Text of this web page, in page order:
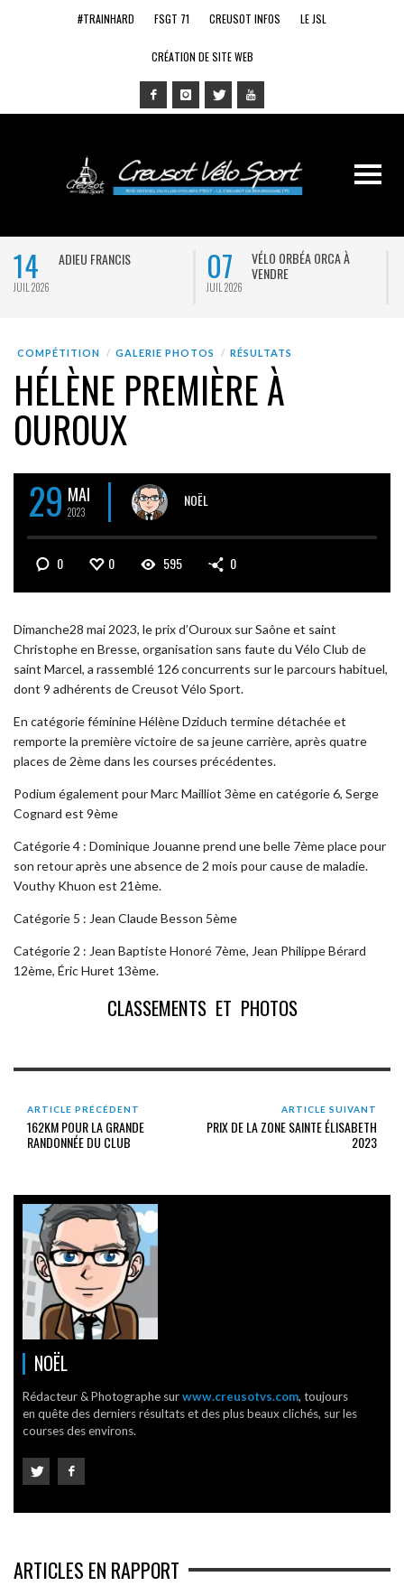
#TRAINHARD FSGT 71 CREUSOT INFOS LE JSL
CRÉATION DE SITE WEB
14
JUIL 2026
ADIEU FRANCIS 07
JUIL 2026
VÉLO ORBÉA ORCA À
VENDRE
COMPÉTITION GALERIE PHOTOS RÉSULTATS
HÉLÈNE PREMIÈRE À
OUROUX
29 MAI
2023
NOËL
0 0 595 0
Dimanche28 mai 2023, le prix d’Ouroux sur Saône et saint
Christophe en Bresse, organisation sans faute du Vélo Club de
saint Marcel, a rassemblé 126 concurrents sur le parcours habituel,
dont 9 adhérents de Creusot Vélo Sport.
En catégorie féminine Hélène Dziduch termine détachée et
remporte la première victoire de sa jeune carrière, après quatre
places de 2ème dans les courses précédentes.
Podium également pour Marc Mailliot 3ème en catégorie 6, Serge
Cognard est 9ème
Catégorie 4 : Dominique Jouanne prend une belle 7ème place pour
son retour après une absence de 2 mois pour cause de maladie.
Vouthy Khuon est 21ème.
Catégorie 5 : Jean Claude Besson 5ème
Catégorie 2 : Jean Baptiste Honoré 7ème, Jean Philippe Bérard
12ème, Éric Huret 13ème.
CLASSEMENTS ET PHOTOS
ARTICLE PRÉCÉDENT
162KM POUR LA GRANDE
RANDONNÉE DU CLUB
ARTICLE SUIVANT
PRIX DE LA ZONE SAINTE ÉLISABETH
2023
NOËL
Rédacteur & Photographe surwww.creusotvs.com, toujours
en quête des derniers résultats et des plus beaux clichés, sur les
courses des environs.
ARTICLES EN RAPPORT